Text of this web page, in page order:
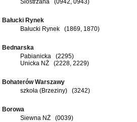
Bałucki Rynek
Bałucki Rynek (1869, 1870)
Bednarska
Pabianicka (2295)
Unicka NŻ (2228, 2229)
Bohaterów Warszawy
szkoła (Brzeziny) (3242)
Borowa
Siewna NŻ (0039)